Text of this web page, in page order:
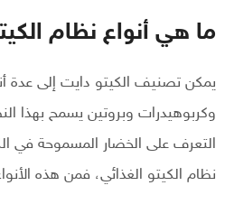
ما هي أنواع نظام
يمكن تصنيف الكيتو دايت إلى عدة
وكربوهيدرات وبروتين يسمح بهذا
التعرف على الخضار المسموحة في
نظام الكيتو الغذائي، فمن هذه